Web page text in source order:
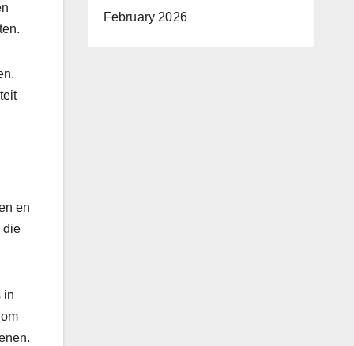
en
die
in
February 2026